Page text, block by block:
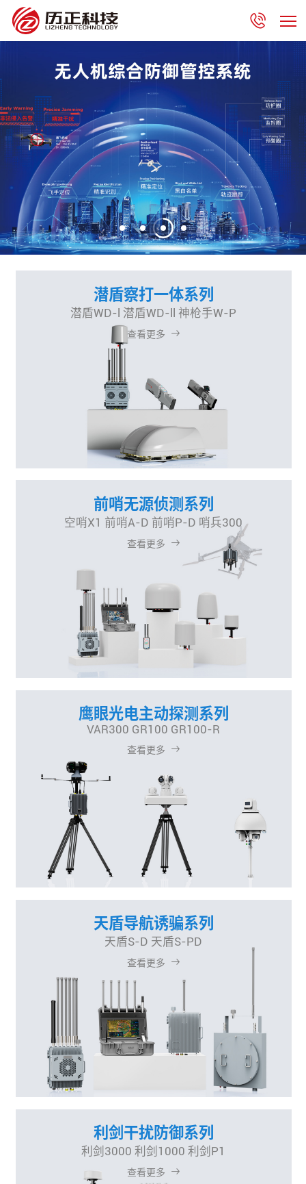
潜盾察打一体系列
潜盾WD-l 潜盾WD-ll 神枪手W-P
查看更多
前哨无源侦测系列
空哨X1 前哨A-D 前哨P-D 哨兵300
查看更多
鹰眼光电主动探测系列
VAR300 GR100 GR100-R
查看更多
天盾导航诱骗系列
天盾S-D 天盾S-PD
查看更多
利剑干扰防御系列
利剑3000 利剑1000 利剑P1
查看更多